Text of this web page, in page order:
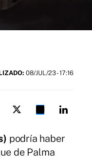
08/JUL/23 - 17:16
podría haber
de Palma